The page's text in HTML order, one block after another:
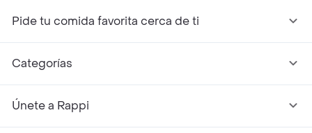
Pide tu comida favorita cerca de ti
Categorías
Únete a Rappi